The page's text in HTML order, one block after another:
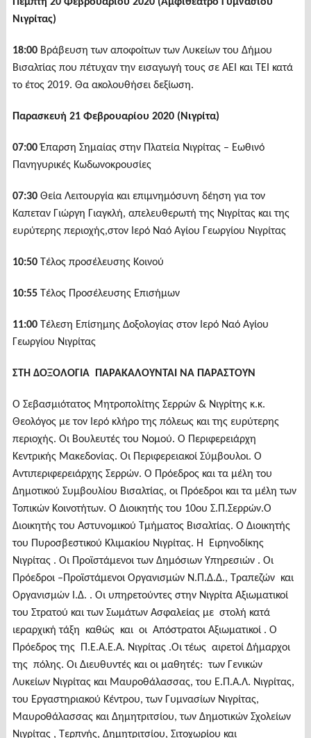
Νιγρίτας)
18:00Βράβευση των αποφοίτων των Λυκείων του Δήμου
Βισαλτίας που πέτυχαν την εισαγωγή τους σε ΑΕΙ και ΤΕΙ κατά
το έτος 2019. Θα ακολουθήσει δεξίωση.
Παρασκευή 21 Φεβρουαρίου 2020 (Νιγρίτα)
07:00Έπαρση Σημαίας στην Πλατεία Νιγρίτας – Εωθινό
Πανηγυρικές Κωδωνοκρουσίες
07:30 Θεία Λειτουργία και επιμνημόσυνη δέηση για τον
Καπεταν Γιώργη Γιαγκλή, απελευθερωτή της Νιγρίτας και της
ευρύτερης περιοχής,στον Ιερό Ναό Αγίου Γεωργίου Νιγρίτας
10:50Τέλος προσέλευσης Κοινού
10:55Τέλος Προσέλευσης Επισήμων
11:00Τέλεση Επίσημης Δοξολογίας στον Ιερό Ναό Αγίου
Γεωργίου Νιγρίτας
ΣΤΗ ΔΟΞΟΛΟΓΙΑ ΠΑΡΑΚΑΛΟΥΝΤΑΙ ΝΑ ΠΑΡΑΣΤΟΥΝ
Ο Σεβασμιότατος Μητροπολίτης Σερρών & Νιγρίτης κ.κ.
Θεολόγος με τον Ιερό κλήρο της πόλεως και της ευρύτερης
περιοχής. Οι Βουλευτές του Νομού. Ο Περιφερειάρχη
Κεντρικής Μακεδονίας. Οι Περιφερειακοί Σύμβουλοι. Ο
Αντιπεριφερειάρχης Σερρών. Ο Πρόεδρος και τα μέλη του
Δημοτικού Συμβουλίου Βισαλτίας, οι Πρόεδροι και τα μέλη των
Τοπικών Κοινοτήτων. Ο Διοικητής του 10ου Σ.Π.Σερρών.Ο
Διοικητής του Αστυνομικού Τμήματος Βισαλτίας. Ο Διοικητής
του Πυροσβεστικού Κλιμακίου Νιγρίτας. Η Ειρηνοδίκης
Νιγρίτας . Οι Προϊστάμενοι των Δημόσιων Υπηρεσιών . Οι
Πρόεδροι –Προϊστάμενοι Οργανισμών Ν.Π.Δ.Δ., Τραπεζών και
Οργανισμών Ι.Δ. . Οι υπηρετούντες στην Νιγρίτα Αξιωματικοί
του Στρατού και των Σωμάτων Ασφαλείας με στολή κατά
ιεραρχική τάξη καθώς και οι Απόστρατοι Αξιωματικοί . Ο
Πρόεδρος της Π.Ε.Α.Ε.Α. Νιγρίτας .Οι τέως αιρετοί Δήμαρχοι
της πόλης. Οι Διευθυντές και οι μαθητές: των Γενικών
Λυκείων Νιγρίτας και Μαυροθάλασσας, του Ε.Π.Α.Λ. Νιγρίτας,
του Εργαστηριακού Κέντρου, των Γυμνασίων Νιγρίτας,
Μαυροθάλασσας και Δημητριτσίου, των Δημοτικών Σχολείων
Νιγρίτας , Τερπνής, Δημητριτσίου, Σιτοχωρίου και